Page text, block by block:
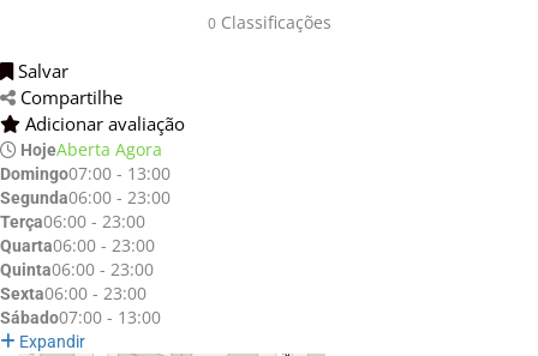
0Classificações
Salvar
Compartilhe
Adicionar avaliação
HojeAberta Agora
Domingo07:00 - 13:00
Segunda06:00 - 23:00
Terça06:00 - 23:00
Quarta06:00 - 23:00
Quinta06:00 - 23:00
Sexta06:00 - 23:00
Sábado07:00 - 13:00
Expandir